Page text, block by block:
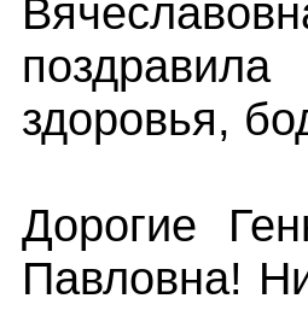
здоровья,
Дорогие
Павловна!